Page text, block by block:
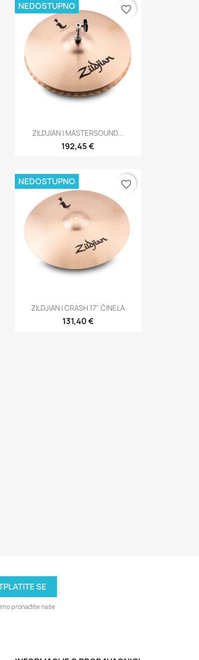
Brzi pregled
ZILDJIAN I MASTERSOUND...
192,45 €
NEDOSTUPNO favorite_border
 Brzi pregled
ZILDJIAN I CRASH 17" ČINELA
131,40 €
NEDOSTUPNO favorite_border
pronađite naše